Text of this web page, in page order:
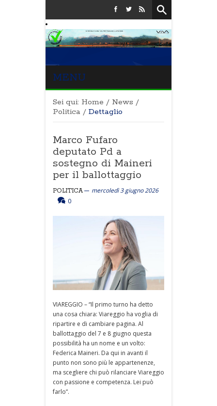
MENU
Sei qui: Home / News /
Politica / Dettaglio
Marco Fufaro
deputato Pd a
sostegno di Maineri
per il ballottaggio
POLITICA
mercoledì 3 giugno 2026
0
VIAREGGIO – “Il primo turno ha detto
una cosa chiara: Viareggio ha voglia di
ripartire e di cambiare pagina. Al
ballottaggio del 7 e 8 giugno questa
possibilità ha un nome e un volto:
Federica Maineri. Da qui in avanti il
punto non sono più le appartenenze,
ma scegliere chi può rilanciare Viareggio
con passione e competenza. Lei può
farlo”.